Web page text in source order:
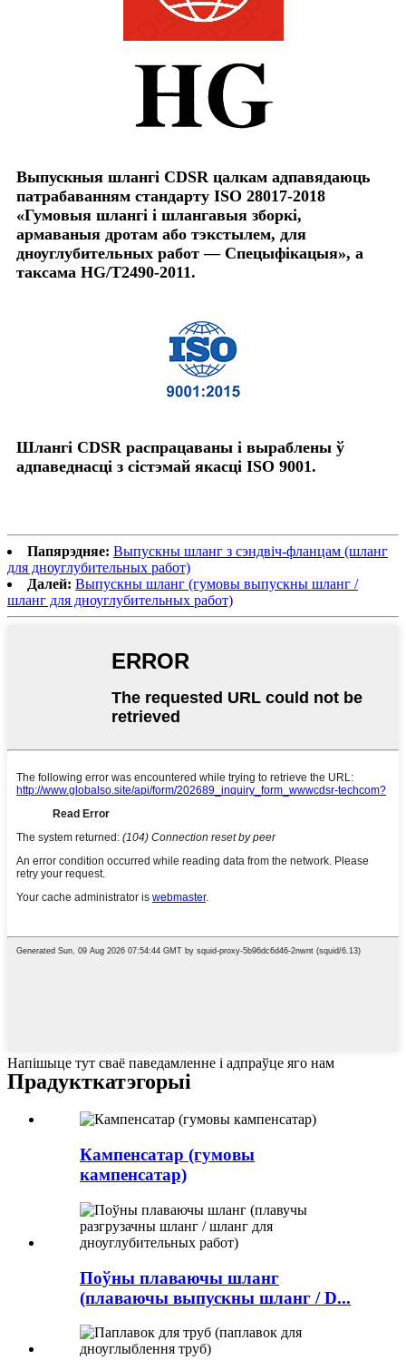
Выпускныя шлангі CDSR цалкам адпавядаюць
патрабаванням стандарту ISO 28017-2018
«Гумовыя шлангі і шлангавыя зборкі,
армаваныя дротам або тэкстылем, для
дноуглубительных работ — Спецыфікацыя», а
таксама HG/T2490-2011.
Шлангі CDSR распрацаваны і выраблены ў
адпаведнасці з сістэмай якасці ISO 9001.
Папярэдняе: Выпускны шланг з сэндвіч-фланцам (шланг
для дноуглубительных работ)
Далей: Выпускны шланг (гумовы выпускны шланг /
шланг для дноуглубительных работ)
Напішыце тут сваё паведамленне і адпраўце яго нам
Прадукткатэгорыі
Кампенсатар (гумовы
кампенсатар)
Поўны плаваючы шланг
(плаваючы выпускны шланг / D...